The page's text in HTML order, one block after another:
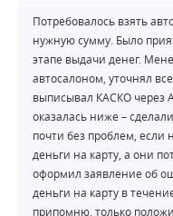
Потребовалось взять
нужную сумму. Было
этапе выдачи денег.
автосалоном, уточнял
выписывал КАСКО через
оказалась ниже –
почти без проблем, если
деньги на карту, а они
оформил заявление об
деньги на карту в
припомню, только